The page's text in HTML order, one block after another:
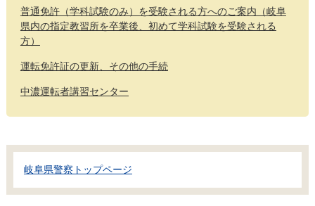
普通免許（学科試験のみ）を受験される方へのご案内（岐阜
県内の指定教習所を卒業後、初めて学科試験を受験される
方）
運転免許証の更新、その他の手続
中濃運転者講習センター
岐阜県警察トップページ